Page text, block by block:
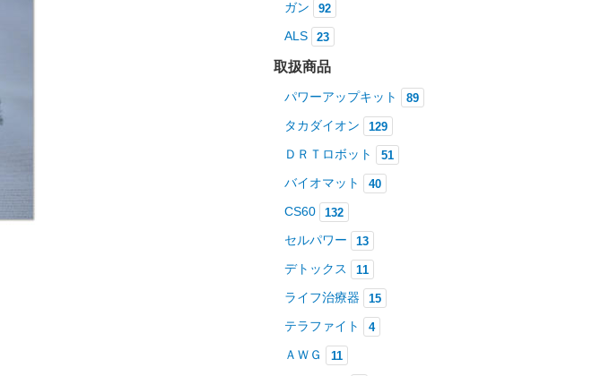
5Gと健康被害
バイオマットと熱耐性
捻挫・筋違い
ガン 92
ALS 23
取扱商品
パワーアップキット 89
タカダイオン 129
ＤＲＴロボット 51
バイオマット 40
CS60 132
セルパワー 13
デトックス 11
ライフ治療器 15
テラファイト 4
ＡＷＧ 11